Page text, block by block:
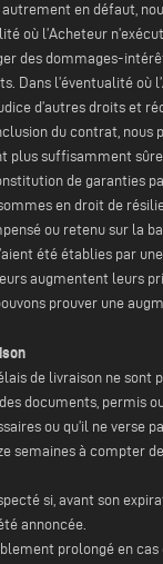
en défaut,
où l’Acheteur
des dommages-
l’éventualité où
d’autres droits et
du contrat,
plus suffisamment
de garanties
en droit de
ou retenu sur la
été établies par
augmentent leurs
prouver une
de livraison ne
documents, permis
ou qu’il ne verse
semaines à compter
si, avant son
annoncée.
prolongé en